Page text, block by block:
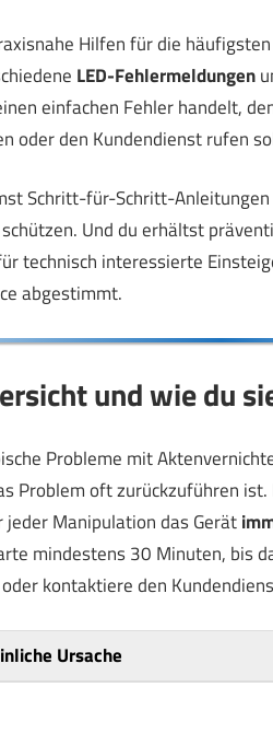
Hilfen für die
LED-Fehlermeldungen
einfachen Fehler handelt,
oder den Kundendienst rufen
Schritt-für-Schritt-
Und du erhältst
technisch interessierte
abgestimmt.
und wie du
Probleme mit
Problem oft zurückzuführen ist.
Manipulation das Gerät
mindestens 30 Minuten, bis
kontaktiere den
Ursache